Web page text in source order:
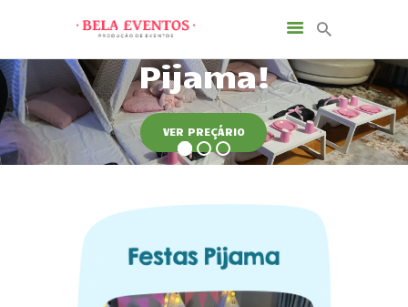
INÍCIO
SERVIÇOS
NOTÍCIAS
CONTACTOS
VER PREÇÁRIO